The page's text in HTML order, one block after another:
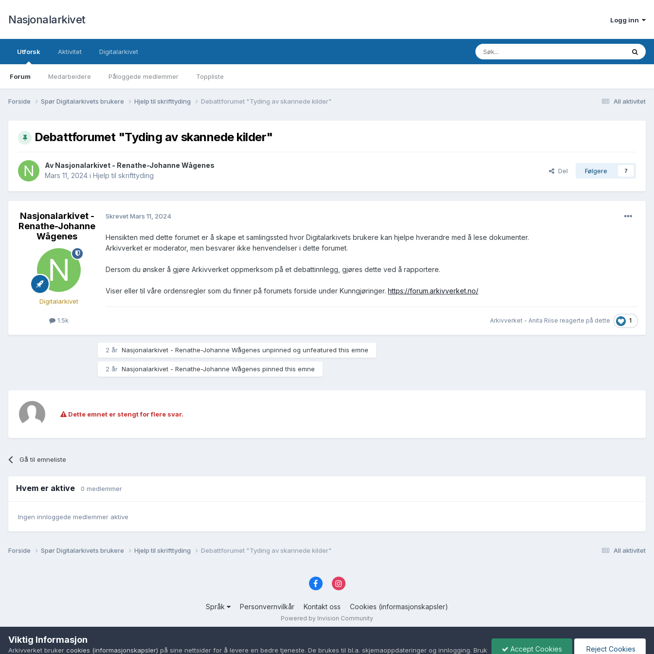
Nasjonalarkivet Logg inn
Utforsk
Forum Medarbeidere Påloggede medlemmer Toppliste
Aktivitet Digitalarkivet
All aktivitet
Forside Spør Digitalarkivets brukere Hjelp til skrifttyding Debattforumet "Tyding av skannede kilder"
Debattforumet "Tyding av skannede kilder"
Av Nasjonalarkivet - Renathe-Johanne Wågenes
Mars 11, 2024 i Hjelp til skrifttyding
Del Følgere 7
Nasjonalarkivet -
Renathe-Johanne
Wågenes
Digitalarkivet
1.5k
SkrevetMars 11, 2024
Hensikten med dette forumet er å skape et samlingssted hvor Digitalarkivets brukere kan hjelpe hverandre med å lese dokumenter.
Arkivverket er moderator, men besvarer ikke henvendelser i dette forumet.
Dersom du ønsker å gjøre Arkivverket oppmerksom på et debattinnlegg, gjøres dette ved å rapportere.
Viser eller til våre ordensregler som du finner på forumets forside under Kunngjøringer. https://forum.arkivverket.no/
Arkivverket - Anita Riise reagerte på dette 1
2 år Nasjonalarkivet - Renathe-Johanne Wågenes unpinned og unfeatured this emne
2 år Nasjonalarkivet - Renathe-Johanne Wågenes pinned this emne
Dette emnet er stengt for flere svar.
Gå til emneliste
Hvem er aktive 0 medlemmer
Ingen innloggede medlemmer aktive
All aktivitet
Forside Spør Digitalarkivets brukere Hjelp til skrifttyding Debattforumet "Tyding av skannede kilder"
Språk Personvernvilkår Kontakt oss Cookies (informasjonskapsler)
Powered by Invision Community
Viktig Informasjon
Arkivverket bruker cookies (informasjonskapsler) på sine nettsider for å levere en bedre tjeneste. De brukes til bl.a. skjemaoppdateringer og innlogging. Bruk Accept Cookies Reject Cookies